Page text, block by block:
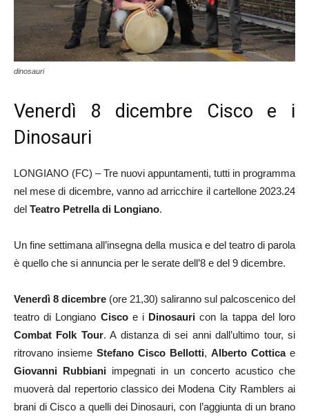
dinosauri
Venerdì 8 dicembre Cisco e i
Dinosauri
LONGIANO (FC) – Tre nuovi appuntamenti, tutti in programma
nel mese di dicembre, vanno ad arricchire il cartellone 2023.24
del Teatro Petrella di Longiano.
Un fine settimana all’insegna della musica e del teatro di parola
è quello che si annuncia per le serate dell’8 e del 9 dicembre.
Venerdì 8 dicembre (ore 21,30) saliranno sul palcoscenico del
teatro di Longiano Ciscoe i Dinosauricon la tappa del loro
Combat Folk Tour. A distanza di sei anni dall’ultimo tour, si
ritrovano insieme Stefano Cisco Bellotti, Alberto Cotticae
Giovanni Rubbiani impegnati in un concerto acustico che
muoverà dal repertorio classico dei Modena City Ramblers ai
brani di Cisco a quelli dei Dinosauri, con l’aggiunta di un brano